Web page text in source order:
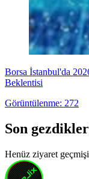
Borsa İstanbul'da
Beklentisi
Görüntülenme: 272
Son
Henüz ziyaret